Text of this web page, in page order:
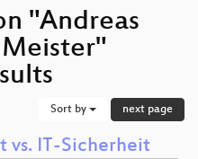
"Andreas
Sort by next page
vs. IT-Sicherheit